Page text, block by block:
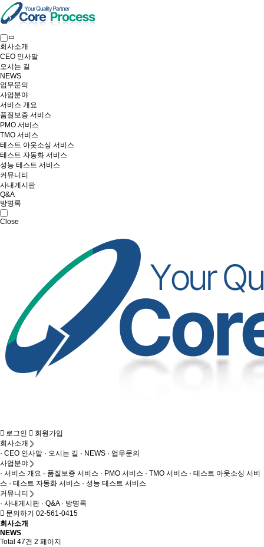
회사소개
CEO 인사말
오시는 길
NEWS
업무문의
사업분야
서비스 개요
품질보증 서비스
PMO 서비스
TMO 서비스
테스트 아웃소싱 서비스
테스트 자동화 서비스
성능 테스트 서비스
커뮤니티
사내게시판
Q&A
방명록
Close
로그인
회원가입
회사소개
· CEO 인사말 · 오시는 길 · NEWS · 업무문의
사업분야
· 서비스 개요 · 품질보증 서비스 · PMO 서비스 · TMO 서비스 · 테스트 아웃소싱 서비
스 · 테스트 자동화 서비스 · 성능 테스트 서비스
커뮤니티
· 사내게시판 · Q&A · 방명록
문의하기 02-561-0415
회사소개
NEWS
Total 47건 2 페이지